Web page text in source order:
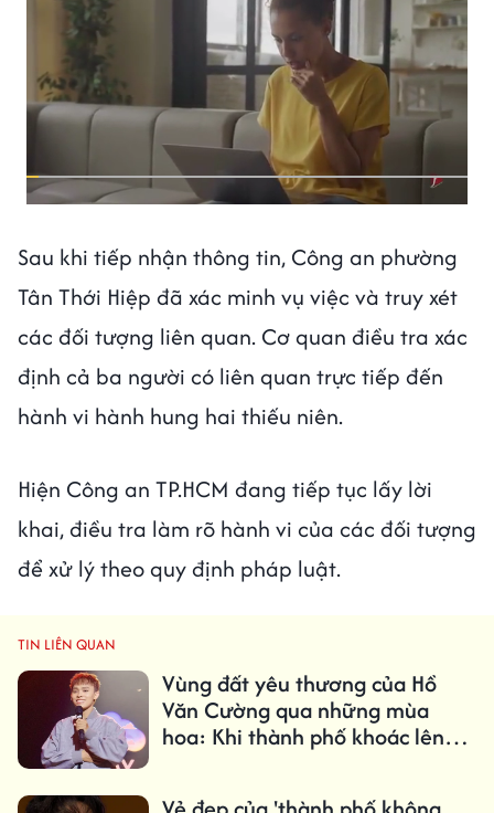
Sau khi tiếp nhận thông tin, Công an phường
Tân Thới Hiệp đã xác minh vụ việc và truy xét
các đối tượng liên quan. Cơ quan điều tra xác
định cả ba người có liên quan trực tiếp đến
hành vi hành hung hai thiếu niên.
Hiện Công an TP.HCM đang tiếp tục lấy lời
khai, điều tra làm rõ hành vi của các đối tượng
để xử lý theo quy định pháp luật.
TIN LIÊN QUAN
Vùng đất yêu thương của Hồ
Văn Cường qua những mùa
hoa: Khi thành phố khoác lên